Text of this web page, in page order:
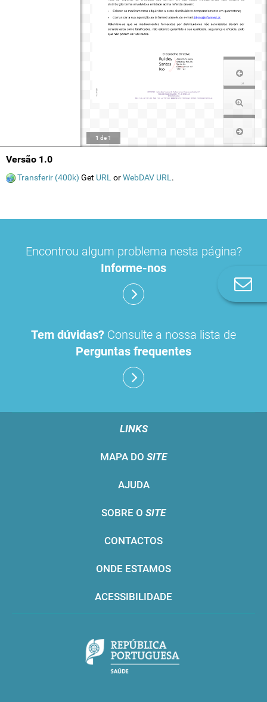
1 de 1
Versão 1.0
Transferir (400k) Get URL orWebDAV URL .
Encontrou algum problema nesta página?
Informe-nos
Tem dúvidas? Consulte a nossa lista de
Perguntas frequentes
LINKS
MAPA DO SITE
AJUDA
SOBRE O SITE
CONTACTOS
ONDE ESTAMOS
ACESSIBILIDADE